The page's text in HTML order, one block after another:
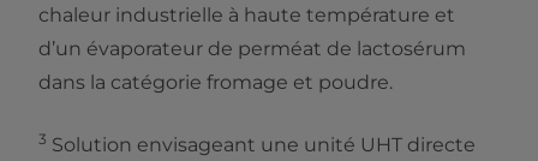
chaleur industrielle à haute température et
d’un évaporateur de perméat de lactosérum
dans la catégorie fromage et poudre.
3 Solution envisageant une unité UHT directe